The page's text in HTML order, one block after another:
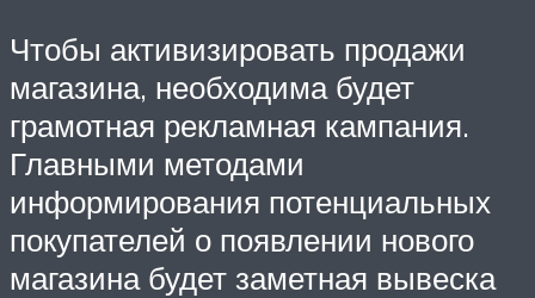
Чтобы активизировать продажи
магазина, необходима будет
грамотная рекламная кампания.
Главными методами
информирования потенциальных
покупателей о появлении нового
магазина будет заметная вывеска